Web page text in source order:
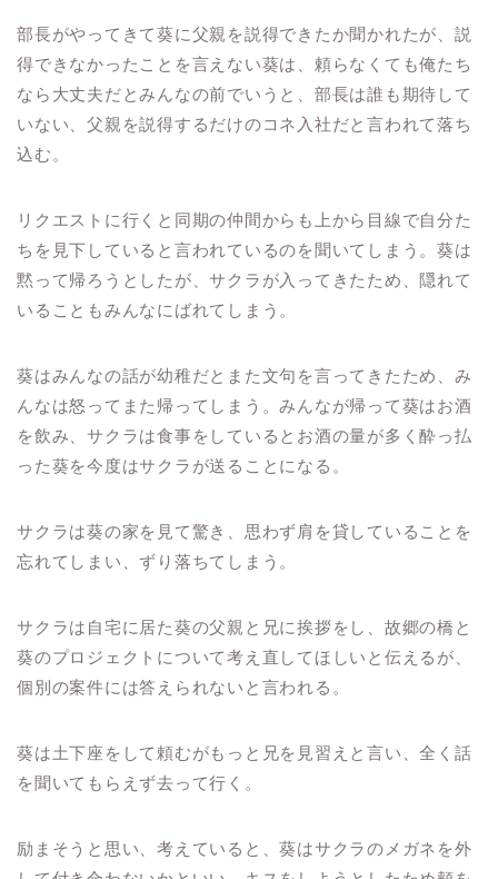
部長がやってきて葵に父親を説得できたか聞かれたが、説
得できなかったことを言えない葵は、頼らなくても俺たち
なら大丈夫だとみんなの前でいうと、部長は誰も期待して
いない、父親を説得するだけのコネ入社だと言われて落ち
込む。
リクエストに行くと同期の仲間からも上から目線で自分た
ちを見下していると言われているのを聞いてしまう。葵は
黙って帰ろうとしたが、サクラが入ってきたため、隠れて
いることもみんなにばれてしまう。
葵はみんなの話が幼稚だとまた文句を言ってきたため、み
んなは怒ってまた帰ってしまう。みんなが帰って葵はお酒
を飲み、サクラは食事をしているとお酒の量が多く酔っ払
った葵を今度はサクラが送ることになる。
サクラは葵の家を見て驚き、思わず肩を貸していることを
忘れてしまい、ずり落ちてしまう。
サクラは自宅に居た葵の父親と兄に挨拶をし、故郷の橋と
葵のプロジェクトについて考え直してほしいと伝えるが、
個別の案件には答えられないと言われる。
葵は土下座をして頼むがもっと兄を見習えと言い、全く話
を聞いてもらえず去って行く。
励まそうと思い、考えていると、葵はサクラのメガネを外